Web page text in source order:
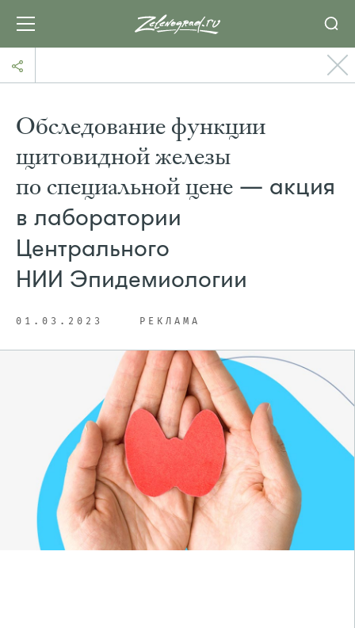
Обследование функции
щитовидной железы
по специальной цене — акция
в лаборатории
Центрального
НИИ Эпидемиологии
01.03.2023 РЕКЛАМА